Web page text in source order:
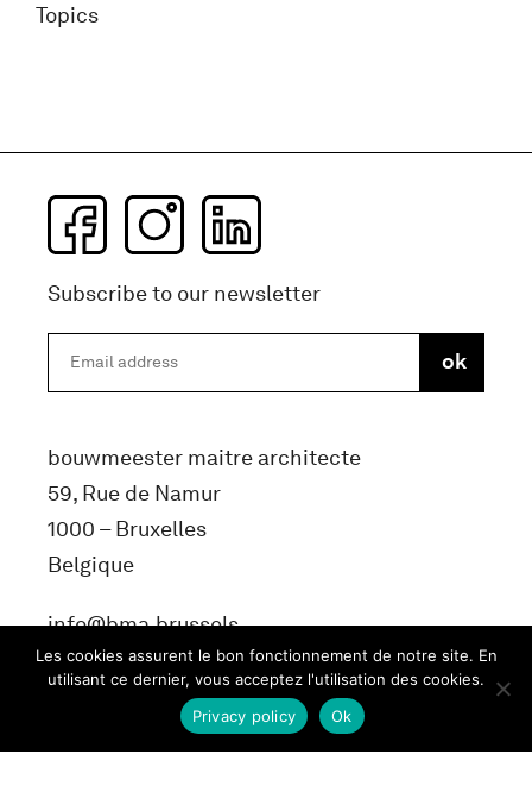
Topics
Subscribe to our newsletter
bouwmeester maitre architecte
59, Rue de Namur
1000 – Bruxelles
Belgique
info@bma.brussels
Les cookies assurent le bon fonctionnement de notre site. En
utilisant ce dernier, vous acceptez l'utilisation des cookies.
Ok
Privacy policy